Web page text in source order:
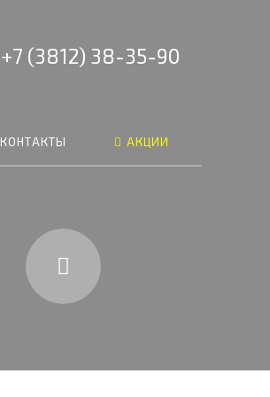
+7 (3812) 38-35-90
КОНТАКТЫ АКЦИИ